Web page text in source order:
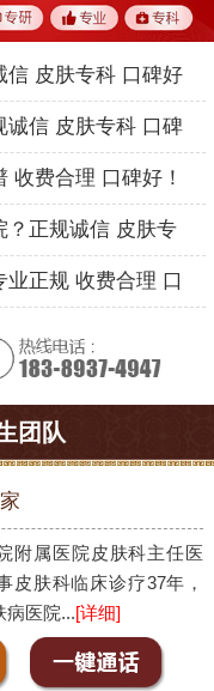
信 皮肤专科 口碑好
诚信 皮肤专科 口碑
收费合理 口碑好！
？正规诚信 皮肤专
正规 收费合理 口
团队
附属医院皮肤科主任医
皮肤科临床诊疗37年，
病医院...[详细]